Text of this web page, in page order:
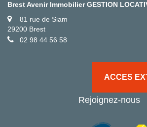
Brest Avenir Immobilier GESTION
81 rue de Siam
29200 Brest
02 98 44 56 58
ACCES
Rejoignez-nous